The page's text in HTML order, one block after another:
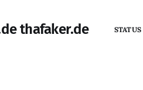
thafaker.de STATUS